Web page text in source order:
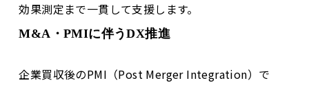
効果測定まで一貫して支援します。
M&A・PMIに伴うDX推進
企業買収後のPMI（Post Merger Integration）で